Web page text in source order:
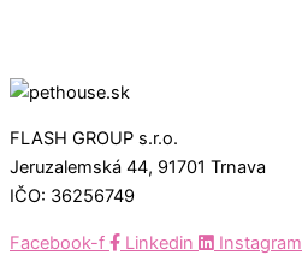
FLASH GROUP s.r.o.
Jeruzalemská 44, 91701 Trnava
IČO: 36256749
Facebook-f Linkedin Instagram